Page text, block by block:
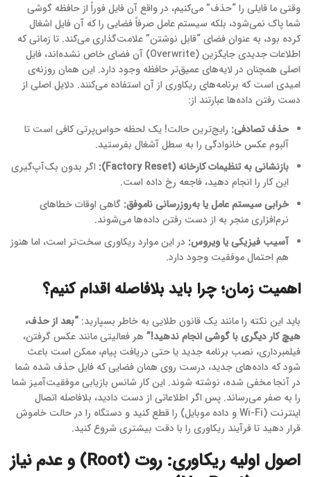
وقتی ما فایلی را “حذف” می‌کنیم، در واقع آن فایل فوراً از حافظه گوشی
شما پاک نمی‌شود، بلکه سیستم عامل صرفاً فضایی را که آن فایل اشغال
کرده بود، به عنوان فضای “قابل نوشتن” علامت‌گذاری می‌کند. تا زمانی که
اطلاعات جدیدی جایگزین (Overwrite) آن فضای خاص نشده‌اند، فایل
اصلی همچنان در لایه‌های عمیق‌تر حافظه وجود دارد. این همان روزنه‌ی
امیدی است که برنامه‌های ریکاوری از آن استفاده می‌کنند. دلایل اصلی از
دست رفتن داده‌ها عبارتند از:
حذف تصادفی: رایج‌ترین حالت! یک لحظه حواس‌پرتی کافی است تا
آلبوم عکس خانوادگی را به سطل آشغال بفرستید.
بازنشانی به تنظیمات کارخانه (Factory Reset):
اگر بدون بک‌آپ‌گیری
این کار را انجام دهید، فاجعه رخ داده است.
خرابی سیستم عامل یا به‌روزرسانی ناموفق: گاهی اوقات خطاهای
نرم‌افزاری منجر به از دست رفتن داده‌ها می‌شوند.
آسیب فیزیکی یا ویروس: در این موارد ریکاوری سخت‌تر است، اما هنوز
هم احتمال موفقیت وجود دارد.
اهمیت زمان؛ چرا باید بلافاصله اقدام کنیم؟
باید این نکته را مانند یک قانون طلایی به خاطر بسپارید: “بعد از حذف،
هیچ کار دیگری با گوشی انجام ندهید!” هر فعالیتی مانند عکس گرفتن،
فیلمبرداری، نصب برنامه جدید یا حتی دریافت پیام، ممکن است باعث
شود که داده‌های جدید، درست روی همان فضایی که فایل حذف شده شما
در آنجا مخفی شده، نوشته شوند. این کار شانس بازیابی موفقیت‌آمیز شما
را به صفر می‌رساند. پس اگر اطلاعاتی از دست دادید، بلافاصله اتصال
اینترنت (Wi-Fi و داده موبایل) را قطع کنید و دستگاه را در حالت خاموش
قرار دهید تا فرآیند ریکاوری را با دقت بیشتری شروع کنید.
اصول اولیه ریکاوری: روت (Root) و عدم نیاز